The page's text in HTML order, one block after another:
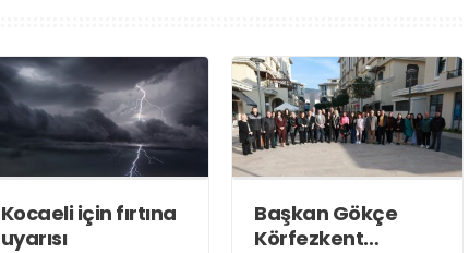
Kocaeli için fırtına
uyarısı
Başkan Gökçe
Körfezkent